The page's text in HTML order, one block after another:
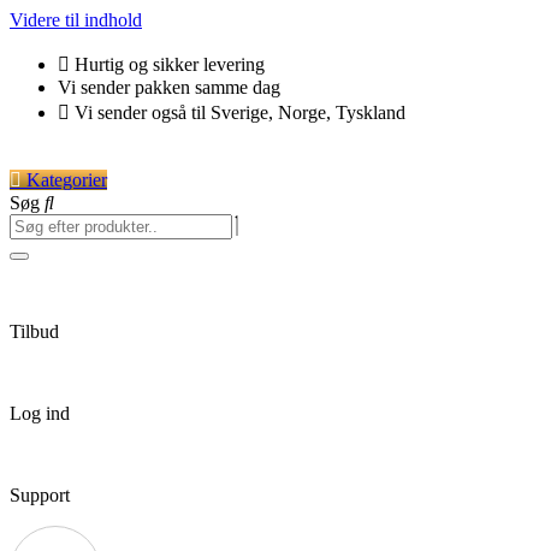
Videre til indhold
Hurtig og sikker levering
Vi sender pakken samme dag
Vi sender også til Sverige, Norge, Tyskland
Kategorier
Søg
Tilbud
Log ind
Support